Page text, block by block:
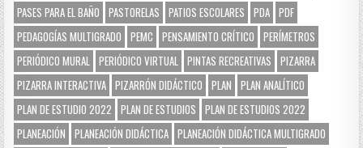
PASES PARA EL BAÑO
PASTORELAS PATIOS ESCOLARES PDA PDF
PEDAGOGÍAS MULTIGRADO
PEMC PENSAMIENTO CRÍTICO
PERÍMETROS
PERIÓDICO MURAL
PERIÓDICO VIRTUAL PINTAS RECREATIVAS
PIZARRA
PIZARRA INTERACTIVA PIZARRÓN DIDÁCTICO PLAN
PLAN ANALÍTICO
PLAN DE ESTUDIO 2022
PLAN DE ESTUDIOS
PLAN DE ESTUDIOS 2022
PLANEACIÓN
PLANEACIÓN DIDÁCTICA PLANEACIÓN DIDÁCTICA MULTIGRADO